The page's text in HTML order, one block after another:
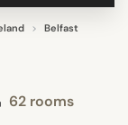
Belfast
62 rooms